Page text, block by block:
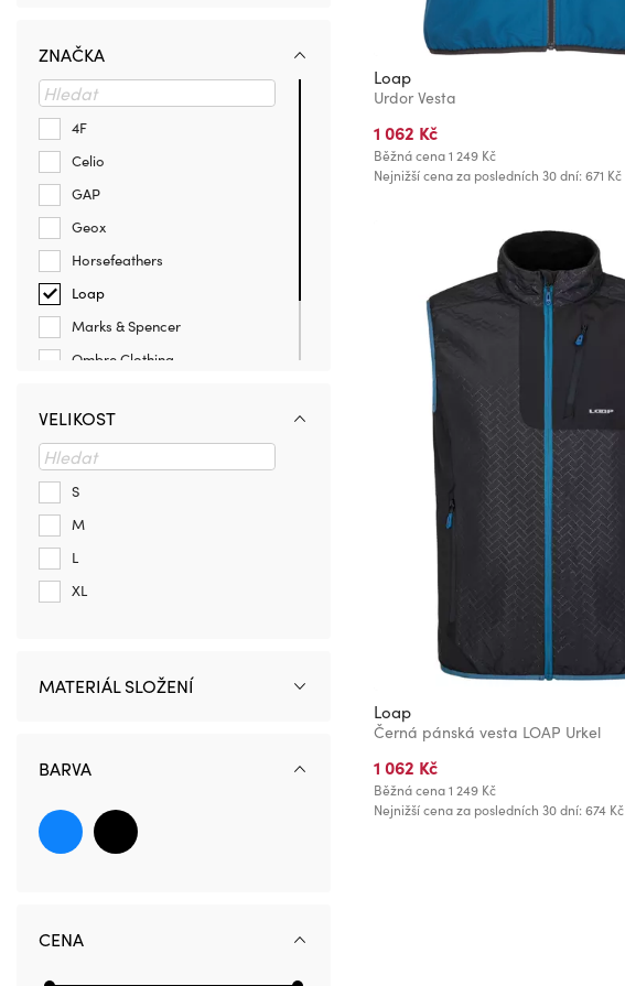
Loap
Urdor Vesta
1 062 Kč
Běžná cena 1 249 Kč
Nejnižší cena za posledních 30 dní: 671 Kč
Loap
Černá pánská vesta LOAP Urkel
1 062 Kč
Běžná cena 1 249 Kč
Nejnižší cena za posledních 30 dní: 674 Kč
ZNAČKA
4F
Celio
GAP
Geox
Horsefeathers
Loap
Marks & Spencer
Ombre Clothing
Trespass
Under Armour
VELIKOST
S
M
L
XL
MATERIÁL SLOŽENÍ
BARVA
CENA